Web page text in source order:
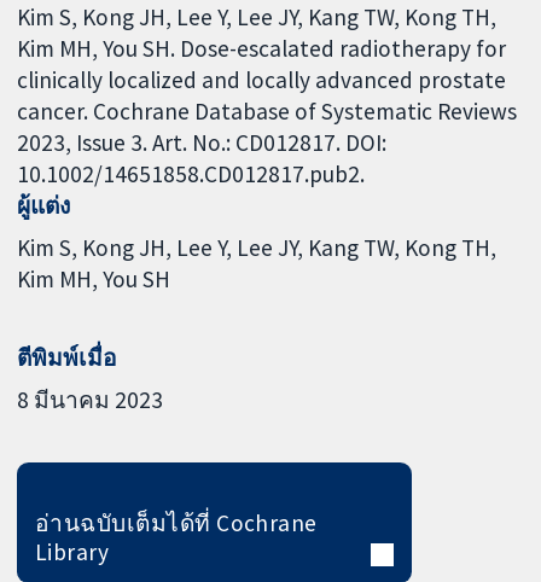
Kim S, Kong JH, Lee Y, Lee JY, Kang TW, Kong TH,
Kim MH, You SH. Dose-escalated radiotherapy for
clinically localized and locally advanced prostate
cancer. Cochrane Database of Systematic Reviews
2023, Issue 3. Art. No.: CD012817. DOI:
10.1002/14651858.CD012817.pub2.
ผู้แต่ง
Kim S Kong JH Lee Y Lee JY Kang TW Kong TH
Kim MH You SH
ตีพิมพ์เมื่อ
8 มีนาคม 2023
อ่านฉบับเต็มได้ที่ Cochrane
Library